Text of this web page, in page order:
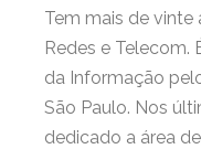
Tem mais de vinte
Redes e Telecom.
da Informação
São Paulo. Nos
dedicado a área